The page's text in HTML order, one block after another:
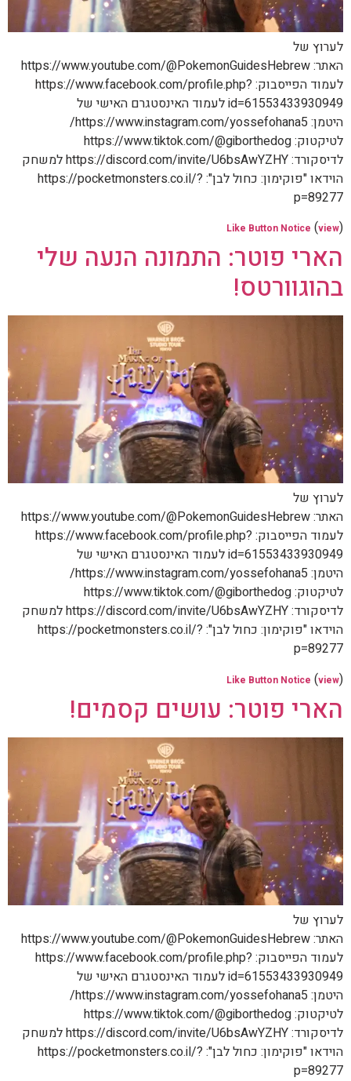
לערוץ של
האתר: https://www.youtube.com/@PokemonGuidesHebrew
לעמוד הפייסבוק: https://www.facebook.com/profile.php?
id=61553433930949 לעמוד האינסטגרם האישי של
היטמן: https://www.instagram.com/yossefohana5/
לטיקטוק: https://www.tiktok.com/@giborthedog
לדיסקורד: https://discord.com/invite/U6bsAwYZHY למשחק
הוידאו "פוקימון: כחול לבן": https://pocketmonsters.co.il/?
p=89277
Like Button Notice (view)
הארי פוטר: התמונה הנעה שלי
בהוגוורטס!
לערוץ של
האתר: https://www.youtube.com/@PokemonGuidesHebrew
לעמוד הפייסבוק: https://www.facebook.com/profile.php?
id=61553433930949 לעמוד האינסטגרם האישי של
היטמן: https://www.instagram.com/yossefohana5/
לטיקטוק: https://www.tiktok.com/@giborthedog
לדיסקורד: https://discord.com/invite/U6bsAwYZHY למשחק
הוידאו "פוקימון: כחול לבן": https://pocketmonsters.co.il/?
p=89277
Like Button Notice (view)
הארי פוטר: עושים קסמים!
לערוץ של
האתר: https://www.youtube.com/@PokemonGuidesHebrew
לעמוד הפייסבוק: https://www.facebook.com/profile.php?
id=61553433930949 לעמוד האינסטגרם האישי של
היטמן: https://www.instagram.com/yossefohana5/
לטיקטוק: https://www.tiktok.com/@giborthedog
לדיסקורד: https://discord.com/invite/U6bsAwYZHY למשחק
הוידאו "פוקימון: כחול לבן": https://pocketmonsters.co.il/?
p=89277